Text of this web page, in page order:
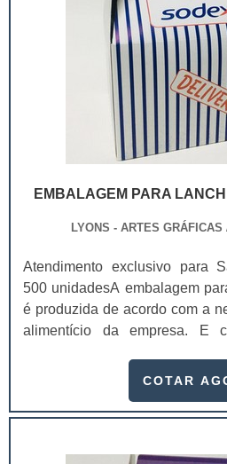
EMBALAGEM PARA
LYONS - ARTES GRÁFICAS
Atendimento exclusivo para
500 unidadesA embalagem
é produzida de acordo com a
alimentício da empresa. E
visto que a comunicação
as vendas. Com as
COTAR